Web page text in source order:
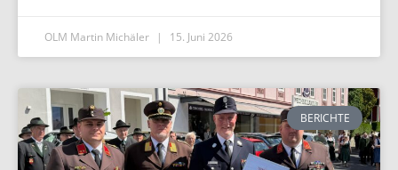
OLM Martin Michäler 15. Juni 2026
BERICHTE